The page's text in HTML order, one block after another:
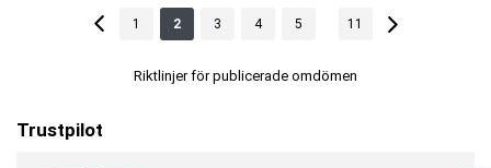
1 2 3 4 5 11
Riktlinjer för publicerade omdömen
Trustpilot